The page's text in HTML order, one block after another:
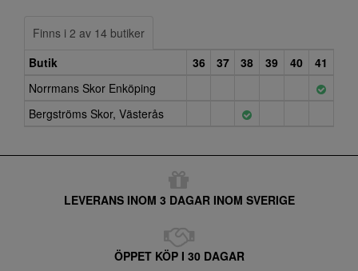
Finns i 2 av 14 butiker
Butik
36 37 38 39 40
41
Norrmans Skor Enköping
Bergströms Skor, Västerås
LEVERANS INOM 3 DAGAR INOM SVERIGE
ÖPPET KÖP I 30 DAGAR